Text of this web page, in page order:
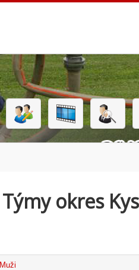
Týmy okres
Muži